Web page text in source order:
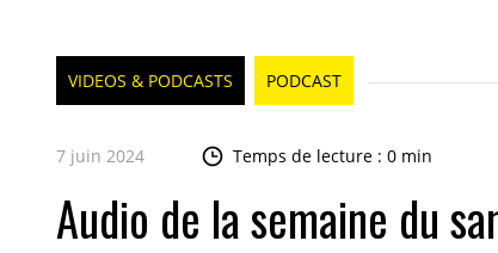
VIDEOS & PODCASTS PODCAST
7 juin 2024 Temps de lecture : 0 min
Audio de la semaine du